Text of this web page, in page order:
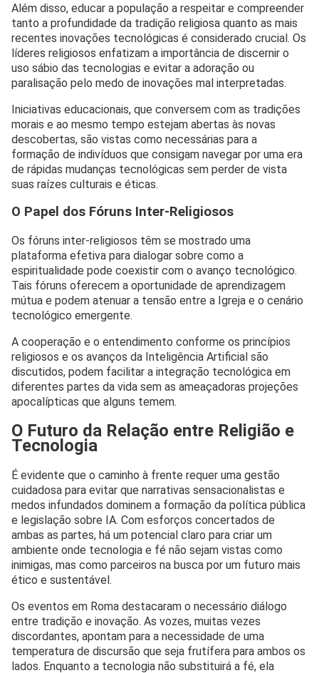
Além disso, educar a população a respeitar e compreender
tanto a profundidade da tradição religiosa quanto as mais
recentes inovações tecnológicas é considerado crucial. Os
líderes religiosos enfatizam a importância de discernir o
uso sábio das tecnologias e evitar a adoração ou
paralisação pelo medo de inovações mal interpretadas.
Iniciativas educacionais, que conversem com as tradições
morais e ao mesmo tempo estejam abertas às novas
descobertas, são vistas como necessárias para a
formação de indivíduos que consigam navegar por uma era
de rápidas mudanças tecnológicas sem perder de vista
suas raízes culturais e éticas.
O Papel dos Fóruns Inter-Religiosos
Os fóruns inter-religiosos têm se mostrado uma
plataforma efetiva para dialogar sobre como a
espiritualidade pode coexistir com o avanço tecnológico.
Tais fóruns oferecem a oportunidade de aprendizagem
mútua e podem atenuar a tensão entre a Igreja e o cenário
tecnológico emergente.
A cooperação e o entendimento conforme os princípios
religiosos e os avanços da Inteligência Artificial são
discutidos, podem facilitar a integração tecnológica em
diferentes partes da vida sem as ameaçadoras projeções
apocalípticas que alguns temem.
O Futuro da Relação entre Religião e
Tecnologia
É evidente que o caminho à frente requer uma gestão
cuidadosa para evitar que narrativas sensacionalistas e
medos infundados dominem a formação da política pública
e legislação sobre IA. Com esforços concertados de
ambas as partes, há um potencial claro para criar um
ambiente onde tecnologia e fé não sejam vistas como
inimigas, mas como parceiros na busca por um futuro mais
ético e sustentável.
Os eventos em Roma destacaram o necessário diálogo
entre tradição e inovação. As vozes, muitas vezes
discordantes, apontam para a necessidade de uma
temperatura de discursão que seja frutífera para ambos os
lados. Enquanto a tecnologia não substituirá a fé, ela